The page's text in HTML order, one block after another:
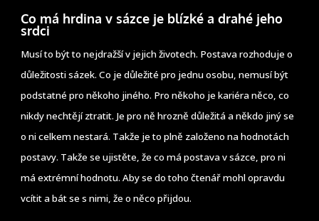
Co má hrdina v sázce je blízké a drahé jeho
srdci
Musí to být to nejdražší v jejich životech. Postava rozhoduje o
důležitosti sázek. Co je důležité pro jednu osobu, nemusí být
podstatné pro někoho jiného. Pro někoho je kariéra něco, co
nikdy nechtějí ztratit. Je pro ně hrozně důležitá a někdo jiný se
o ni celkem nestará. Takže je to plně založeno na hodnotách
postavy. Takže se ujistěte, že co má postava v sázce, pro ni
má extrémní hodnotu. Aby se do toho čtenář mohl opravdu
vcítit a bát se s nimi, že o něco přijdou.